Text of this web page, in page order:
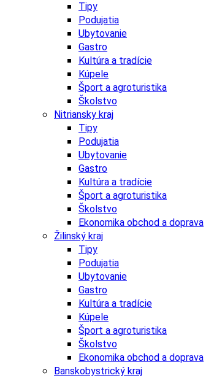
Tipy
Podujatia
Ubytovanie
Gastro
Kultúra a tradície
Kúpele
Šport a agroturistika
Školstvo
Nitriansky kraj
Tipy
Podujatia
Ubytovanie
Gastro
Kultúra a tradície
Šport a agroturistika
Školstvo
Ekonomika obchod a doprava
Žilinský kraj
Tipy
Podujatia
Ubytovanie
Gastro
Kultúra a tradície
Kúpele
Šport a agroturistika
Školstvo
Ekonomika obchod a doprava
Banskobystrický kraj